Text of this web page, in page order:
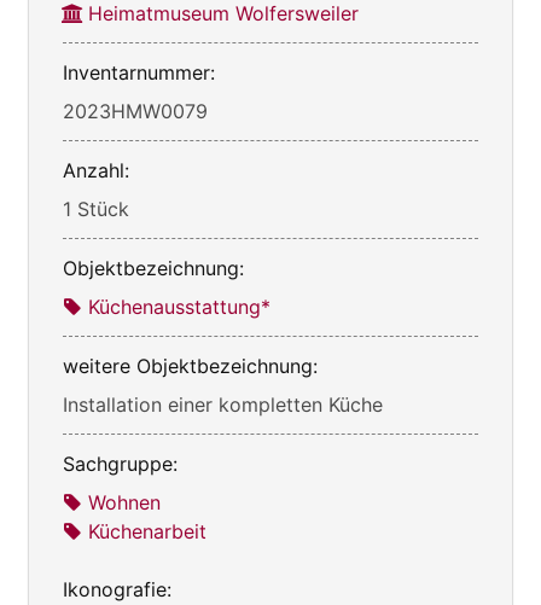
Heimatmuseum Wolfersweiler
Inventarnummer:
2023HMW0079
Anzahl:
1 Stück
Objektbezeichnung:
Küchenausstattung*
weitere Objektbezeichnung:
Installation einer kompletten Küche
Sachgruppe:
Wohnen
Küchenarbeit
Ikonografie: